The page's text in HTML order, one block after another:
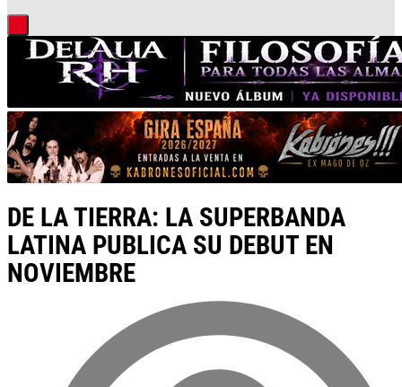
DE LA TIERRA: LA SUPERBANDA
LATINA PUBLICA SU DEBUT EN
NOVIEMBRE